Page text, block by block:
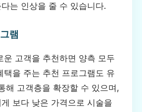
는 인상을 줄 수 있습니다.
램
운 고객을 추천하면 양측 모두
택을 주는 추천 프로그램도 유
해 고객층을 확장할 수 있으며,
보다 낮은 가격으로 시술을